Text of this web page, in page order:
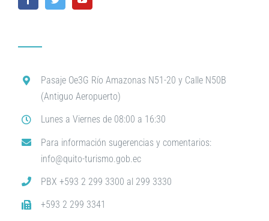
Pasaje Oe3G Río Amazonas N51-20 y Calle N50B
(Antiguo Aeropuerto)
Lunes a Viernes de 08:00 a 16:30
Para información sugerencias y comentarios:
info@quito-turismo.gob.ec
PBX +593 2 299 3300 al 299 3330
+593 2 299 3341